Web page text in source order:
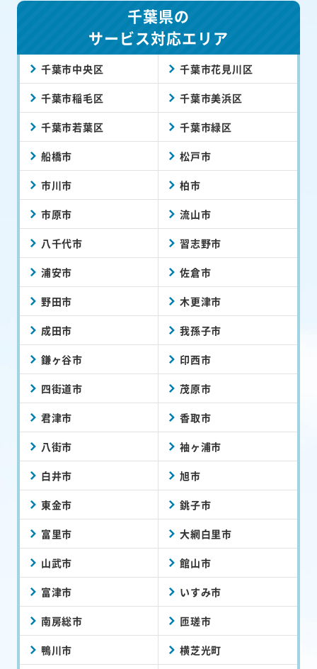
千葉県の
サービス対応エリア
千葉市中央区 千葉市花見川区
千葉市稲毛区 千葉市美浜区
千葉市若葉区 千葉市緑区
船橋市 松戸市
市川市 柏市
市原市 流山市
八千代市 習志野市
浦安市 佐倉市
野田市 木更津市
成田市 我孫子市
鎌ヶ谷市 印西市
四街道市 茂原市
君津市 香取市
八街市 袖ヶ浦市
白井市 旭市
東金市 銚子市
富里市 大網白里市
山武市 館山市
富津市 いすみ市
南房総市 匝瑳市
鴨川市 横芝光町